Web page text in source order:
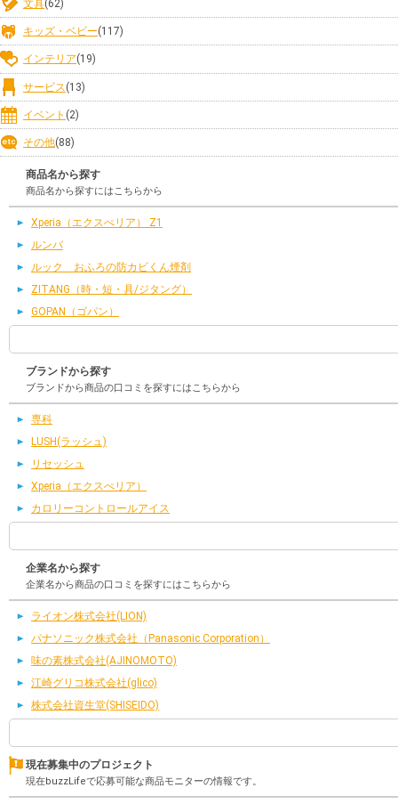
文具(62)
キッズ・ベビー(117)
インテリア(19)
サービス (13)
イベント (2)
その他(88)
商品名から探す
商品名から探すにはこちらから
Xperia（エクスぺリア） Z1
ルンバ
ルック おふろの防カビくん煙剤
ZITANG（時・短・具/ジタング）
GOPAN（ゴパン）
ブランドから探す
ブランドから商品の口コミを探すにはこちらから
専科
LUSH(ラッシュ)
リセッシュ
Xperia（エクスぺリア）
カロリーコントロールアイス
企業名から探す
企業名から商品の口コミを探すにはこちらから
ライオン株式会社(LION)
パナソニック株式会社（Panasonic Corporation）
味の素株式会社(AJINOMOTO)
江崎グリコ株式会社(glico)
株式会社資生堂(SHISEIDO)
現在募集中のプロジェクト
現在buzzLifeで応募可能な商品モニターの情報です。